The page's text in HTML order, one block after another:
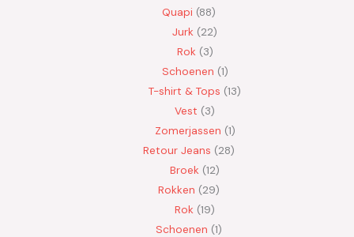
Quapi 88
Jurk 22
Rok 3
Schoenen 1
T-shirt & Tops 13
Vest
3
Zomerjassen 1
Retour Jeans
28
Broek 12
Rokken
29
Rok 19
Schoenen 1